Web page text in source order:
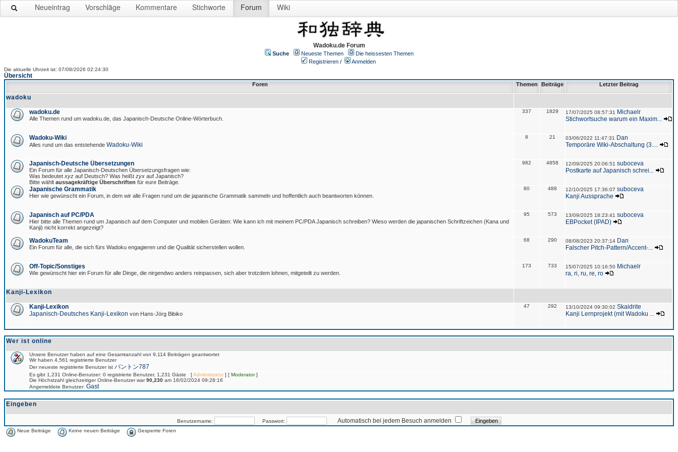
Neueintrag Vorschläge Kommentare Stichworte Forum Wiki
Wadoku.de Forum
Suche Neueste Themen
Die heissesten Themen
Registrieren / Anmelden
Die aktuelle Uhrzeit ist: 07/08/2026 02:24:30
Übersicht
Foren Themen Beiträge Letzter Beitrag
wadoku
wadoku.de
Alle Themen rund um wadoku.de, das Japanisch-Deutsche Online-Wörterbuch.
337 1829 17/07/2025 08:57:31
Michaelr
Stichwortsuche warum ein Maxim...
Wadoku-Wiki
Alles rund um das entstehende Wadoku-Wiki
8 21 03/06/2022 11:47:31
Dan
Temporäre Wiki-Abschaltung (3....
Japanisch-Deutsche Übersetzungen
Ein Forum für alle Japanisch-Deutschen Übersetzungsfragen wie:
Was bedeutet xyz auf Deutsch? Was heißt zyx auf Japanisch?
Bitte wählt aussagekräftige Überschriften für eure Beiträge.
982 4858 12/09/2025 20:06:51 suboceva
Postkarte auf Japanisch schrei...
Japanische Grammatik
Hier wie gewünscht ein Forum, in dem wir alle Fragen rund um die japanische Grammatik sammeln und hoffentlich auch beantworten können.
80 488 12/10/2025 17:36:07 suboceva
Kanji Aussprache
Japanisch auf PC/PDA
Hier bitte alle Themen rund um Japanisch auf dem Computer und mobilen Geräten: Wie kann ich mit meinem PC/PDA Japanisch schreiben? Wieso werden die japanischen Schriftzeichen (Kana und
Kanji) nicht korrekt angezeigt?
95 573 13/09/2025 18:23:41 suboceva
EBPocket (IPAD)
WadokuTeam
Ein Forum für alle, die sich fürs Wadoku engagieren und die Qualität sicherstellen wollen.
68 290 08/08/2023 20:37:14 Dan
Falscher Pitch-Pattern/Accent-...
Off-Topic/Sonstiges
Wie gewünscht hier ein Forum für alle Dinge, die nirgendwo anders reinpassen, sich aber trotzdem lohnen, mitgeteilt zu werden.
173 733 15/07/2025 10:16:50 Michaelr
ra, ri, ru, re, ro
Kanji-Lexikon
Kanji-Lexikon
Japanisch-Deutsches Kanji-Lexikon von Hans-Jörg Bibiko
47 292 13/10/2024 09:30:02 Skaidrite
Kanji Lernprojekt (mit Wadoku ...
Wer ist online
Unsere Benutzer haben auf eine Gesamtanzahl von 9,114 Beiträgen geantwortet
Wir haben 4,561 registrierte Benutzer
Der neueste registrierte Benutzer ist パントン787
Es gibt 1,231 Online-Benutzer: 0 registrierte Benutzer, 1,231 Gäste [Administrator] [ Moderator]
Die Höchstzahl gleichzeitiger Online-Benutzer war90,230 am 16/02/2024 09:28:16
Angemeldete Benutzer: Gast
Eingeben
Benutzername: Passwort: Automatisch bei jedem Besuch anmelden
Neue Beiträge Keine neuen Beiträge Gesperrte Foren